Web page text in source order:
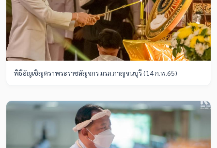
พิธีอัญเชิญตราพระราชลัญจกร มรภ.กาญจนบุรี (14 ก.พ.65)